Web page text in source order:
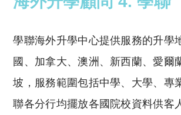
學聯海外升學中心提供服務的升學
國、加拿大、澳洲、新西蘭、愛爾
坡，服務範圍包括中學、大學、專
聯各分行均擺放各國院校資料供客